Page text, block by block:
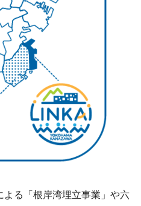
よる「根岸湾埋立事業」や六